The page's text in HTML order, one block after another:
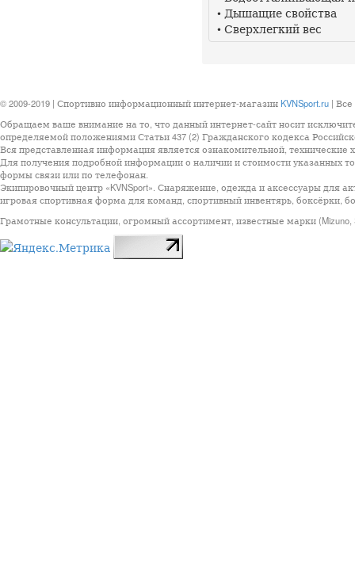
• Дышащие свойства
• Сверхлегкий вес
© 2009-2019 | Спортивно информационный интернет-магазин KVNSport.ru |
Обращаем ваше внимание на то, что данный интернет-сайт носит
определяемой положениями Статьи 437 (2) Гражданского кодекса
Вся представленная информация является ознакомительной, технические
Для получения подробной информации о наличии и стоимости указанных
формы связи или по телефонан.
Экипировочный центр «KVNSport». Снаряжение, одежда и аксессуары для
игровая спортивная форма для команд, спортивный инвентярь, боксёрки,
Грамотные консультации, огромный ассортимент, известные марки (Mizuno,